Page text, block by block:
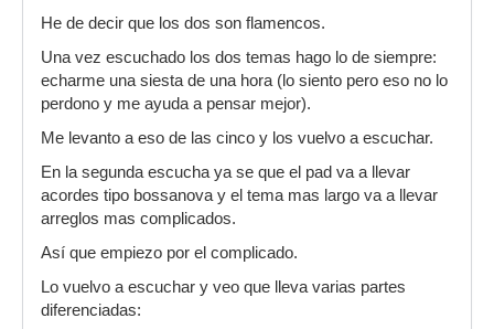
He de decir que los dos son flamencos.
Una vez escuchado los dos temas hago lo de siempre:
echarme una siesta de una hora (lo siento pero eso no lo
perdono y me ayuda a pensar mejor).
Me levanto a eso de las cinco y los vuelvo a escuchar.
En la segunda escucha ya se que el pad va a llevar
acordes tipo bossanova y el tema mas largo va a llevar
arreglos mas complicados.
Así que empiezo por el complicado.
Lo vuelvo a escuchar y veo que lleva varias partes
diferenciadas: